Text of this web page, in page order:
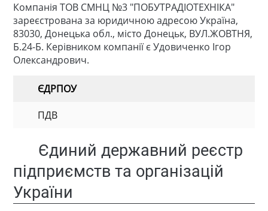
Компанія ТОВ СМНЦ №3 "ПОБУТРАДІОТЕХНІКА"
зареєстрована за юридичною адресою Україна,
83030, Донецька обл., місто Донецьк, ВУЛ.ЖОВТНЯ,
Б.24-Б. Керівником компанії є Удовиченко Ігор
Олександрович.
ЄДРПОУ
ПДВ
Єдиний державний реєстр
підприємств та організацій
України